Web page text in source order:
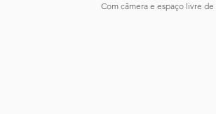
Com câmera e espaço livre de